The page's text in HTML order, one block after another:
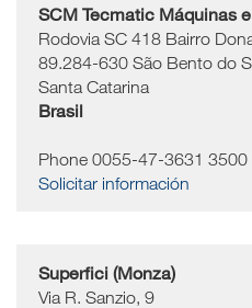
SCM Tecmatic Máquinas
Rodovia SC 418 Bairro
89.284-630 São Bento do
Santa Catarina
Brasil
Phone 0055-47-3631 3500
Solicitar información
Superfici (Monza)
Via R. Sanzio, 9